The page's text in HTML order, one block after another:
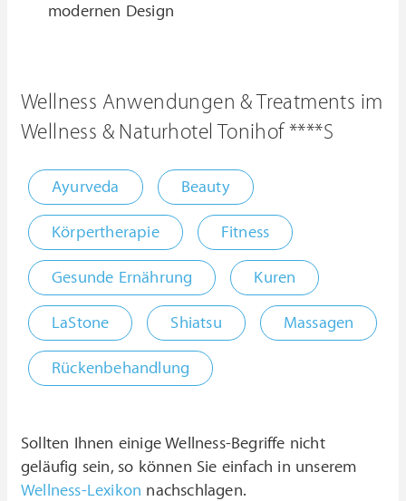
modernen Design
Wellness Anwendungen & Treatments im
Wellness & Naturhotel Tonihof ****S
Ayurveda Beauty
Körpertherapie Fitness
Gesunde Ernährung Kuren
LaStone Shiatsu Massagen
Rückenbehandlung
Sollten Ihnen einige Wellness-Begriffe nicht
geläufig sein, so können Sie einfach in unserem
Wellness-Lexikon nachschlagen.